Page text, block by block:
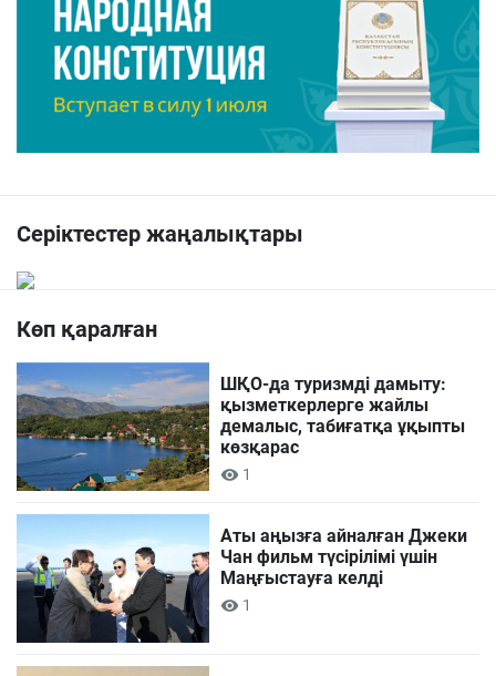
Серіктестер жаңалықтары
Көп қаралған
ШҚО-да туризмді дамыту:
қызметкерлерге жайлы
демалыс, табиғатқа ұқыпты
көзқарас
1
Аты аңызға айналған Джеки
Чан фильм түсірілімі үшін
Маңғыстауға келді
1